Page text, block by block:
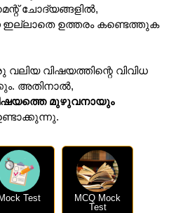
ചോദ്യങ്ങളിൽ,
ഇല്ലാതെ ഉത്തരം കണ്ടെത്തുക
വിഷയത്തിന്റെ വിവിധ
അതിനാൽ,
മുഴുവനായും
Test
MCQ Mock
Test